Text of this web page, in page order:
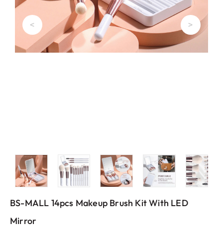
< >
BS-MALL 14pcs Makeup Brush Kit With LED
Mirror